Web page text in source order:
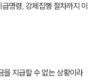
명령, 강제집행 절차까지 이
을 지급할 수 없는 상황이라